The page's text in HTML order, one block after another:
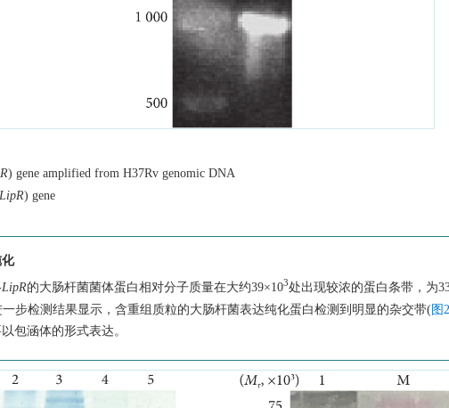
) gene amplified from H37Rv genomic DNA
LipR) gene
LipR的大肠杆菌菌体蛋白相对分子质量在大约39×103处出现较浓的蛋白条带，为
步检测结果显示，含重组质粒的大肠杆菌表达纯化蛋白检测到明显的杂交带(图
包涵体的形式表达。